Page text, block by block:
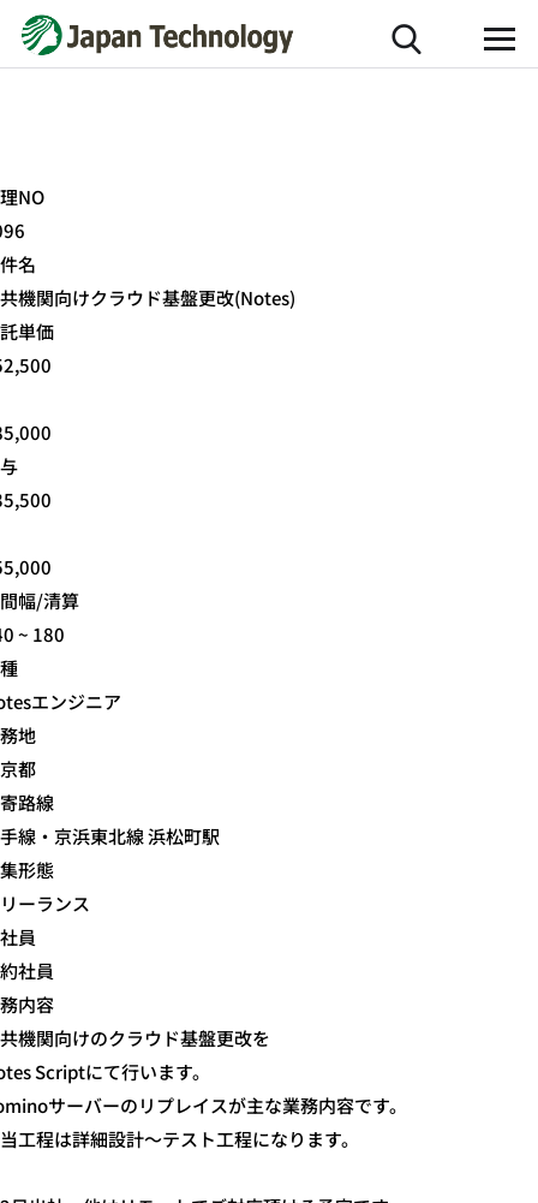
NO
名
機関向けクラウド基盤更改(Notes)
単価
幅/清算
~ 180
エンジニア
地
都
路線
線・京浜東北線 浜松町駅
形態
ーランス
員
社員
内容
機関向けのクラウド基盤更改を
Scriptにて行います。
サーバーのリプレイスが主な業務内容です。
工程は詳細設計～テスト工程になります。